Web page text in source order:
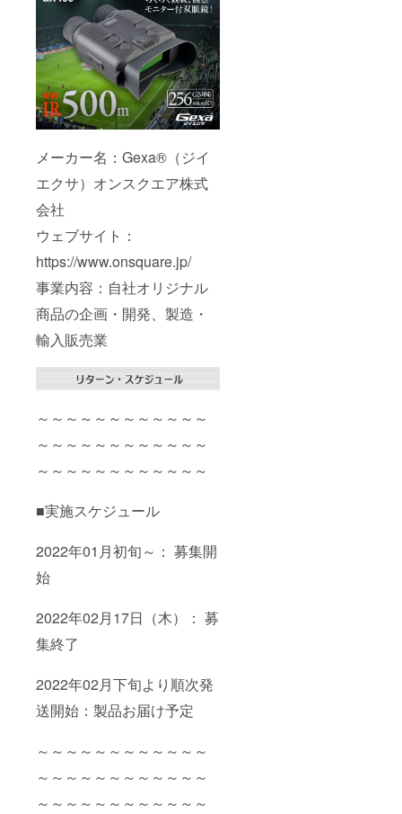
メーカー名：Gexa®（ジイ
エクサ）オンスクエア株式
会社
ウェブサイト：
https://www.onsquare.jp/
事業内容：自社オリジナル
商品の企画・開発、製造・
輸入販売業
～～～～～～～～～～～～
～～～～～～～～～～～～
～～～～～～～～～～～～
■実施スケジュール
2022年01月初旬～： 募集開
始
2022年02月17日（木）： 募
集終了
2022年02月下旬より順次発
送開始：製品お届け予定
～～～～～～～～～～～～
～～～～～～～～～～～～
～～～～～～～～～～～～